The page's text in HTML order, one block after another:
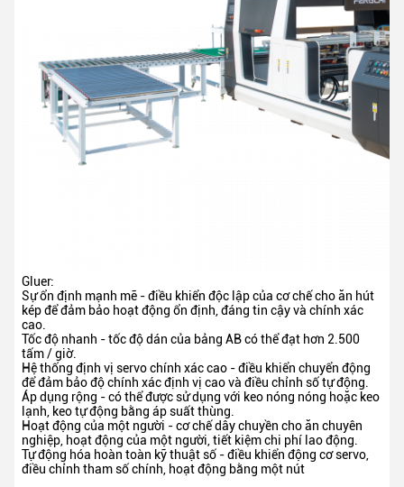
Gluer:
Sự ổn định mạnh mẽ - điều khiển độc lập của cơ chế cho ăn hút
kép để đảm bảo hoạt động ổn định, đáng tin cậy và chính xác
cao.
Tốc độ nhanh - tốc độ dán của bảng AB có thể đạt hơn 2.500
tấm / giờ.
Hệ thống định vị servo chính xác cao - điều khiển chuyển động
để đảm bảo độ chính xác định vị cao và điều chỉnh số tự động.
Áp dụng rộng - có thể được sử dụng với keo nóng nóng hoặc keo
lạnh, keo tự động bằng áp suất thùng.
Hoạt động của một người - cơ chế dây chuyền cho ăn chuyên
nghiệp, hoạt động của một người, tiết kiệm chi phí lao động.
Tự động hóa hoàn toàn kỹ thuật số - điều khiển động cơ servo,
điều chỉnh tham số chính, hoạt động bằng một nút